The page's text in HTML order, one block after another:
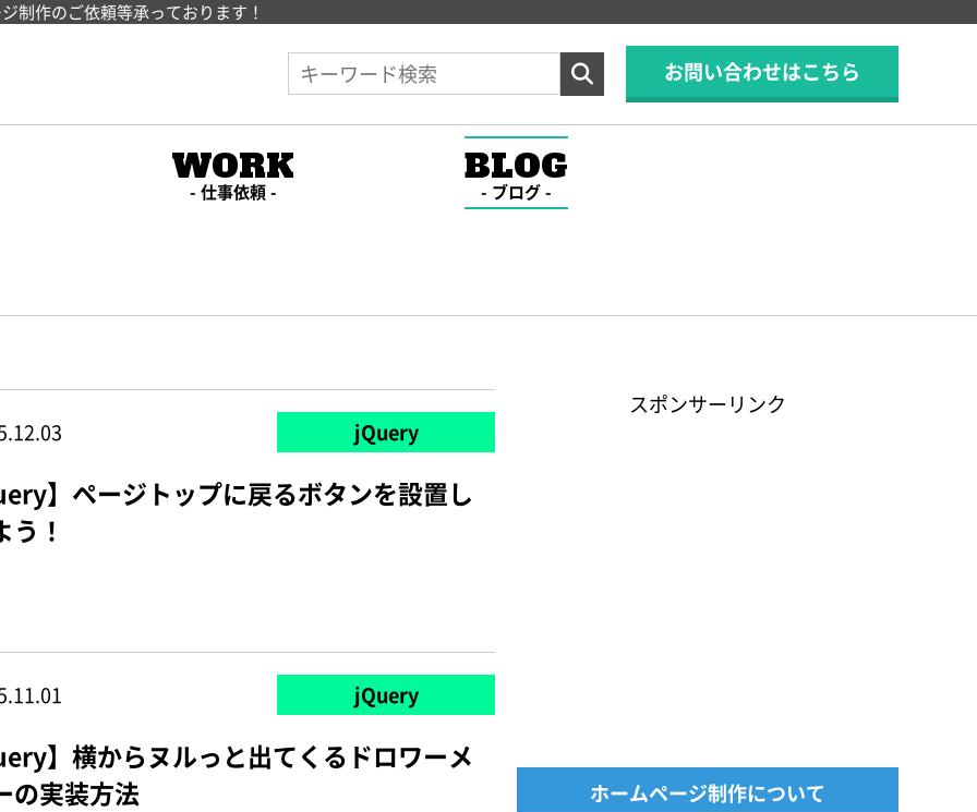
制作のご依頼等承っております！
お問い合わせはこちら
WORK
仕事依頼
BLOG
ブログ
jQuery
】ページトップに戻るボタンを設置し
う！
jQuery
】横からヌルっと出てくるドロワーメ
の実装方法
スポンサーリンク
ホームページ制作について